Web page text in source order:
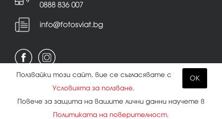
0888 836 007
info@fotosviat.bg
|Бисквитки
OK
Ползвайки този сайт, вие се съгласявате с
Условията за ползване.
Повече за защита на вашите лични данни научете в
Политиката на поверителност.